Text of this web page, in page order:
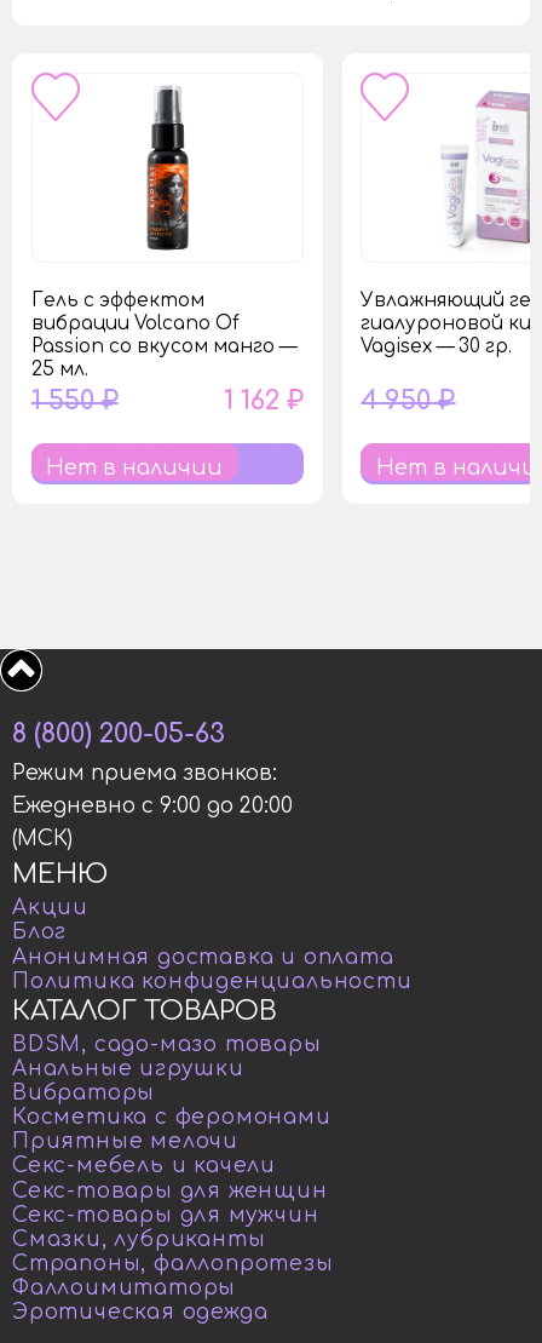
Гель с эффектом
вибрации Volcano Of
Passion со вкусом манго —
25 мл.
1 550 ₽ 1 162 ₽
Нет в наличии
Увлажняющий
гиалуроновой
Vagisex — 30 гр.
4 950 ₽
Нет в
КАТАЛОГ ТОВАРОВ
BDSM, садо-мазо товары
Анальные игрушки
Вибраторы
Косметика с феромонами
Приятные мелочи
Секс-мебель и качели
Секс-товары для женщин
Секс-товары для мужчин
Смазки, лубриканты
Страпоны, фаллопротезы
Фаллоимитаторы
Эротическая одежда
МЕНЮ
Акции
Блог
Анонимная доставка и оплата
Политика конфиденциальности
8 (800) 200-05-63
Режим приема звонков:
Ежедневно с 9:00 до 20:00
(МСК)